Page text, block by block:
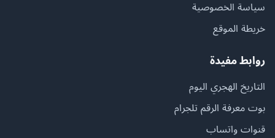
سياسة الخصوصية
خريطة الموقع
روابط مفيدة
التاريخ الهجري اليوم
بوت معرفة الرقم تلجرام
قنوات واتساب